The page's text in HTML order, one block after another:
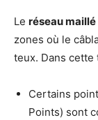
Le réseau maillé
zones où le
teux. Dans cette
Cer­tains
Points) sont